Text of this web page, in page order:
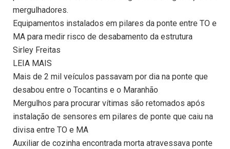
mergulhadores.
Equipamentos instalados em pilares da ponte entre TO e
MA para medir risco de desabamento da estrutura
Sirley Freitas
LEIA MAIS
Mais de 2 mil veículos passavam por dia na ponte que
desabou entre o Tocantins e o Maranhão
Mergulhos para procurar vítimas são retomados após
instalação de sensores em pilares de ponte que caiu na
divisa entre TO e MA
Auxiliar de cozinha encontrada morta atravessava ponte